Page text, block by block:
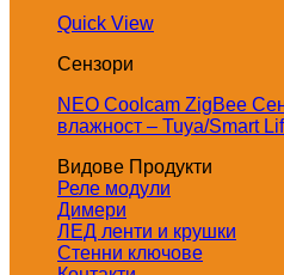
Quick View
Сензори
NEO Coolcam ZigBee
влажност – Tuya/Smart
Видове Продукти
Реле модули
Димери
ЛЕД ленти и крушки
Стенни ключове